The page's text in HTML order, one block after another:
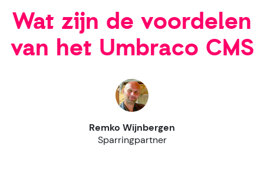
Wat zijn de voordelen
van het Umbraco CMS
Remko Wijnbergen
Sparringpartner